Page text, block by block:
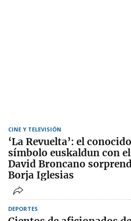
CINE Y TELEVISIÓN
‘La Revuelta’: el conocido
símbolo euskaldun con
David Broncano
Borja Iglesias
DEPORTES